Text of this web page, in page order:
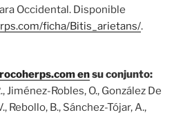
Occidental. Disponible
ficha/Bitis_arietans/.
ensu conjunto:
Jiménez-Robles, O., González De
Rebollo, B., Sánchez-Tójar, A.,